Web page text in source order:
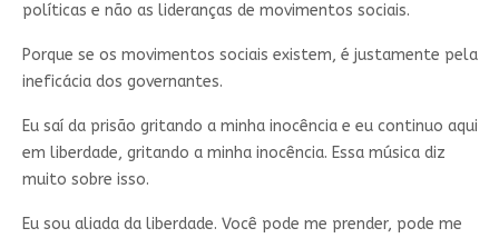
políticas e não as lideranças de movimentos sociais.
Porque se os movimentos sociais existem, é justamente pela
ineficácia dos governantes.
Eu saí da prisão gritando a minha inocência e eu continuo aqui
em liberdade, gritando a minha inocência. Essa música diz
muito sobre isso.
Eu sou aliada da liberdade. Você pode me prender, pode me